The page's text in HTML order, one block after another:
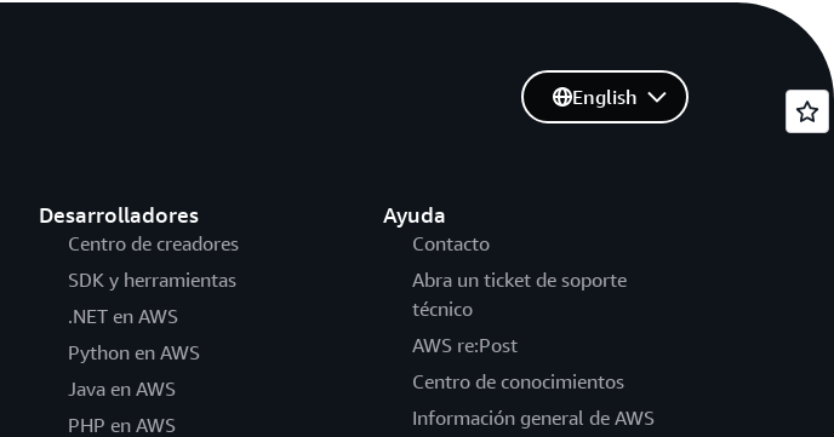
Desarrolladores
Centro de creadores
SDK y herramientas
.NET en AWS
Python en AWS
Java en AWS
PHP en AWS
Ayuda
Contacto
Abra un ticket de soporte
técnico
AWS re:Post
Centro de conocimientos
Información general de AWS
English